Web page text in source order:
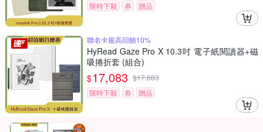
限時下殺
券 贈品
聯名卡最高回饋10%
HyRead Gaze Pro X 10.3吋 電子紙閱讀器+磁
吸捲折套 (組合)
$17,083 $17,683
限時下殺
券 贈品